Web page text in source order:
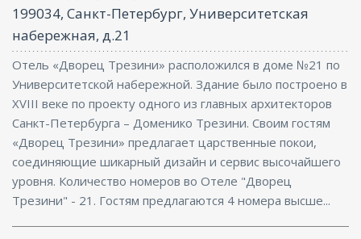
199034, Санкт-Петербург, Университетская
набережная, д.21
Отель «Дворец Трезини» расположился в доме №21 по
Университетской набережной. Здание было построено в
XVIII веке по проекту одного из главных архитекторов
Санкт-Петербурга – Доменико Трезини. Своим гостям
«Дворец Трезини» предлагает царственные покои,
соединяющие шикарный дизайн и сервис высочайшего
уровня. Количество номеров во Отеле "Дворец
Трезини" - 21. Гостям предлагаются 4 номера высше...